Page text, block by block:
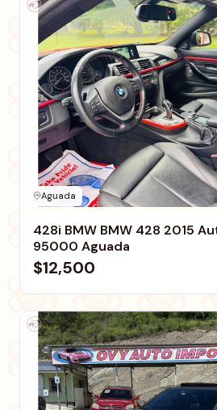
Aguada
428i BMW BMW 428 2015
95000 Aguada
$12,500